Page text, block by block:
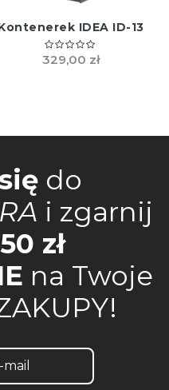
IDEA ID-13
329,00 zł
do
i zgarnij
zł
na Twoje